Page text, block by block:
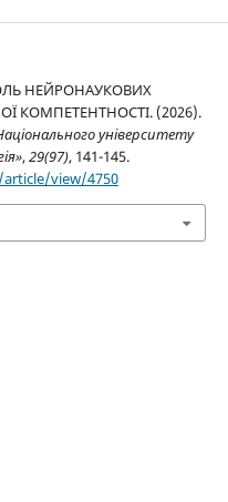
НЕЙРОНАУКОВИХ
КОМПЕТЕНТНОСТІ. (2026).
університету
,29(97), 141-145.
view/4750